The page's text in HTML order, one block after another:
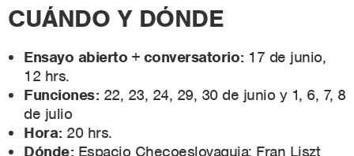
CUÁNDO Y DÓNDE
Ensayo abierto + conversatorio: 17 de junio,
12 hrs.
Funciones: 22, 23, 24, 29, 30 de junio y 1, 6, 7, 8
de julio
Hora: 20 hrs.
Dónde: Espacio Checoeslovaquia: Fran Liszt